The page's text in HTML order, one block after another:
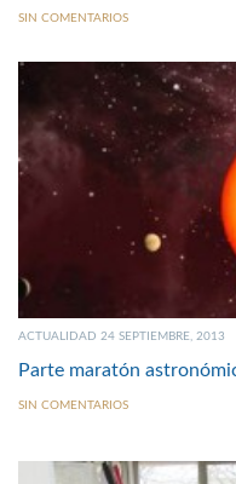
SIN COMENTARIOS
ACTUALIDAD 24 SEPTIEMBRE, 2013
Parte maratón
SIN COMENTARIOS